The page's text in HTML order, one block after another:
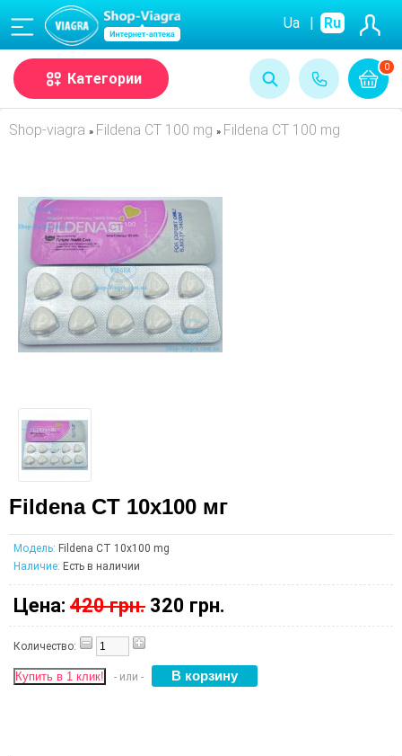
0
(068) Ua | Ru
Категории
Shop-viagra » Fildena CT 100 mg » Fildena CT 100 mg
Fildena CT 10x100 мг
Модель: Fildena CT 10x100 mg
Наличие: Есть в наличии
Цена: 420 грн. 320 грн.
Количество:
Купить в 1 клик! - или -